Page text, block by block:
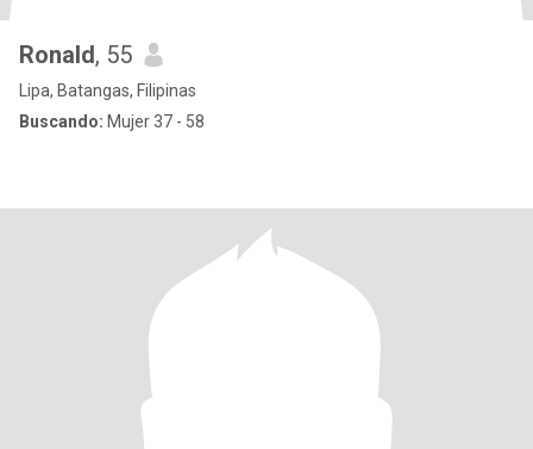
Ronald, 55
Lipa, Batangas, Filipinas
Buscando: Mujer 37 - 58